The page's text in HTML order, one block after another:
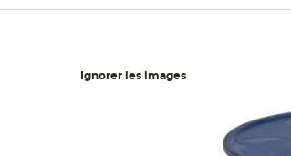
Ignorer les images